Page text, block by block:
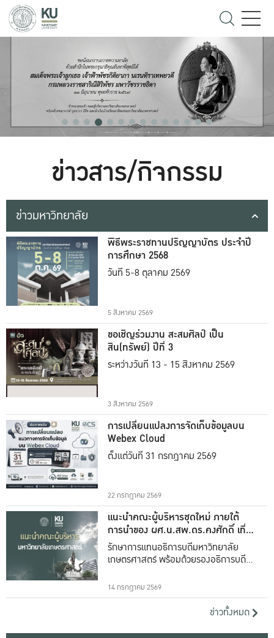
ข่าวสาร/กิจกรรม
ข่าวมหาวิทยาลัย
พิธีพระราชทานปริญญาบัตร ประจำปี
การศึกษา 2568
วันที่ 5-8 ตุลาคม 2569
5 สิงหาคม 2569
ขอเชิญร่วมงาน สะสมศิลป์ เป็น
สิน(ทรัพย์) ปีที่ 3
ระหว่างวันที่ 13 - 15 สิงหาคม 2569
3 สิงหาคม 2569
การเปลี่ยนแปลงการจัดเก็บข้อมูลบน
Webex Cloud
ตั้งแต่วันที่ 31 กรกฎาคม 2569
22 กรกฎาคม 2569
แนะนำคณะผู้บริหารชุดใหม่ ภายใต้
การนำของ ผศ.น.สพ.ดร.คงศักดิ์ เที่ยง
ธรรม
รักษาการแทนอธิการบดีมหาวิทยาลัย
เกษตรศาสตร์ พร้อมด้วยรองอธิการบดีทั้ง
14 กรกฎาคม 2569
ข่าวทั้งหมด